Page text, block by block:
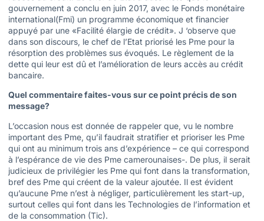
gouvernement a conclu en juin 2017, avec le Fonds monétaire
international(Fmi) un programme économique et financier
appuyé par une «Facilité élargie de crédit». J ‘observe que
dans son discours, le chef de l’Etat priorisé les Pme pour la
résorption des problèmes sus évoqués. Le règlement de la
dette qui leur est dû et l’amélioration de leurs accès au crédit
bancaire.
Quel commentaire faites-vous sur ce point précis de son
message?
L’occasion nous est donnée de rappeler que, vu le nombre
important des Pme, qu’il faudrait stratifier et prioriser les Pme
qui ont au minimum trois ans d’expérience – ce qui correspond
à l’espérance de vie des Pme camerounaises-. De plus, il serait
judicieux de privilégier les Pme qui font dans la transformation,
bref des Pme qui créent de la valeur ajoutée. Il est évident
qu’aucune Pme n’est à négliger, particulièrement les start-up,
surtout celles qui font dans les Technologies de l’information et
de la consommation (Tic).